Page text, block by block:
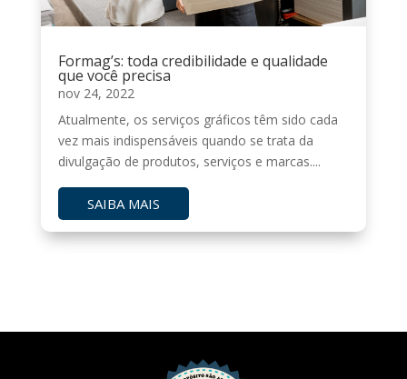
Formag’s: toda credibilidade e qualidade
que você precisa
nov 24, 2022
Atualmente, os serviços gráficos têm sido cada
vez mais indispensáveis quando se trata da
divulgação de produtos, serviços e marcas....
SAIBA MAIS